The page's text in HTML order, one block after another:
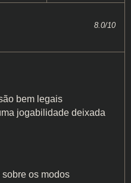
8.0/10
bem legais
jogabilidade deixada
os modos